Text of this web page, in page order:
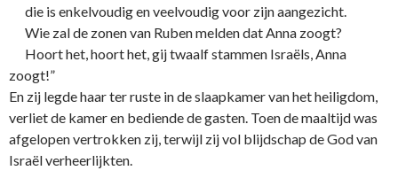
die is enkelvoudig en veelvoudig voor zijn aangezicht.
Wie zal de zonen van Ruben melden dat Anna zoogt?
Hoort het, hoort het, gij twaalf stammen Israëls, Anna
zoogt!”
En zij legde haar ter ruste in de slaapkamer van het heiligdom,
verliet de kamer en bediende de gasten. Toen de maaltijd was
afgelopen vertrokken zij, terwijl zij vol blijdschap de God van
Israël verheerlijkten.